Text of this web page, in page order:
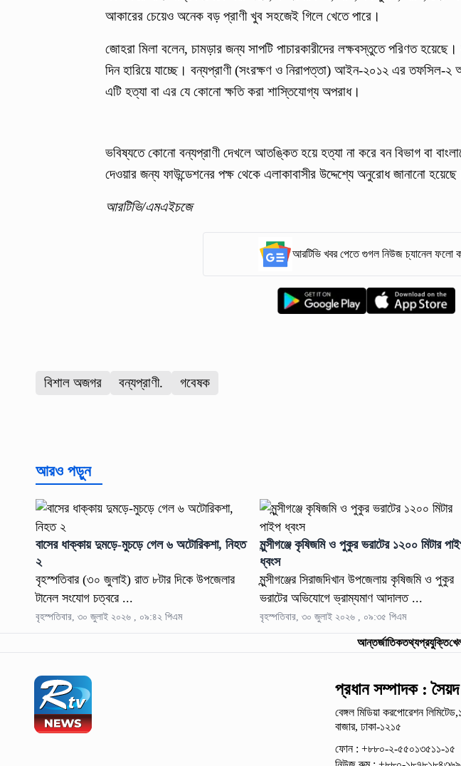
আকারের চেয়েও অনেক বড় প্রাণী খুব সহজেই গিলে খেতে পারে।
জোহরা মিলা বলেন, চামড়ার জন্য সাপটি পাচারকারীদের লক্ষবস্তুতে পরিণত
দিন হারিয়ে যাচ্ছে। বন্যপ্রাণী (সংরক্ষণ ও নিরাপত্তা) আইন-২০১২ এর তফসিল-২
এটি হত্যা বা এর যে কোনো ক্ষতি করা শাস্তিযোগ্য অপরাধ।
ভবিষ্যতে কোনো বন্যপ্রাণী দেখলে আতঙ্কিত হয়ে হত্যা না করে বন বিভাগ বা
দেওয়ার জন্য ফাউন্ডেশনের পক্ষ থেকে এলাকাবাসীর উদ্দেশ্যে অনুরোধ জানানো
আরটিভি/এমএইচজে
আরটিভি খবর পেতে গুগল নিউজ চ্যানেল ফলো
বিশাল অজগর বন্যপ্রাণী. গবেষক
আরও পড়ুন
বাসের ধাক্কায় দুমড়ে-মুচড়ে গেল ৬ অটোরিকশা, নিহত
২
বৃহস্পতিবার (৩০ জুলাই) রাত ৮টার দিকে উপজেলার
টানেল সংযোগ চত্বরে ...
বৃহস্পতিবার, ৩০ জুলাই ২০২৬ , ০৯:৪২ পিএম
মুন্সীগঞ্জে কৃষিজমি ও পুকুর ভরাটের ১২০০ মিটার
ধ্বংস
মুন্সীগঞ্জের সিরাজদিখান উপজেলায় কৃষিজমি ও পুকুর
ভরাটের অভিযোগে ভ্রাম্যমাণ আদালত ...
বৃহস্পতিবার, ৩০ জুলাই ২০২৬ , ০৯:৩৫ পিএম
আন্তর্জাতিকতথ্যপ্রযুক্তি
প্রধান সম্পাদক :
বেঙ্গল মিডিয়া করপোরেশন
বাজার, ঢাকা-১২১৫
ফোন : +৮৮০-২-৫৫০১৩৫১১-১৫